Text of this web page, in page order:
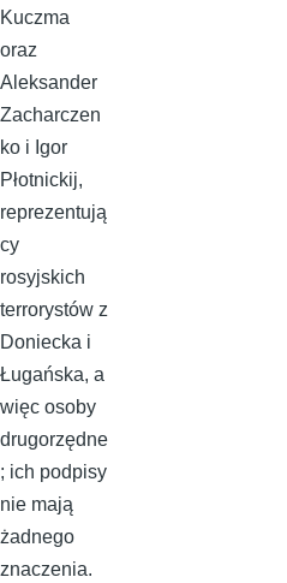
Kuczma
oraz
Aleksander
Zacharczen
ko i Igor
Płotnickij,
reprezentują
cy
rosyjskich
terrorystów z
Doniecka i
Ługańska, a
więc osoby
drugorzędne
; ich podpisy
nie mają
żadnego
znaczenia.